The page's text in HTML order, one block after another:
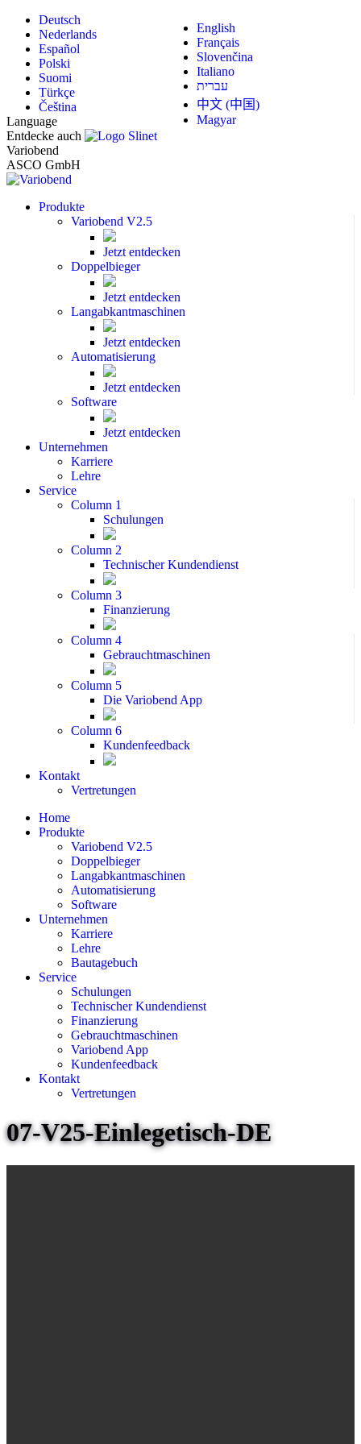
Zum
Inhalt
springen
Deutsch
English
Nederlands
Français
Español
Slovenčina
Polski
Italiano
Suomi
עברית
Türkçe
中文 (中国)
Čeština
Magyar
Language
Entdecke auch
Facebook
page
opens
new
YouTube
page
opens
new
Vimeo
page
opens
new
Variobend
ASCO GmbH
Produkte
Variobend V2.5
Jetzt entdecken
Doppelbieger
Jetzt entdecken
Langabkantmaschinen
Jetzt entdecken
Automatisierung
Jetzt entdecken
Software
Jetzt entdecken
Unternehmen
Karriere
Lehre
Service
Column 1
Schulungen
Column 2
Technischer Kundendienst
Column 3
Finanzierung
Column 4
Gebrauchtmaschinen
Column 5
Die Variobend App
Column 6
Kundenfeedback
Kontakt
Vertretungen
Home
Produkte
Variobend V2.5
Doppelbieger
Langabkantmaschinen
Automatisierung
Software
Unternehmen
Karriere
Lehre
Bautagebuch
Service
Schulungen
Technischer Kundendienst
Finanzierung
Gebrauchtmaschinen
Variobend App
Kundenfeedback
Kontakt
Vertretungen
07-V25-Einlegetisch-DE